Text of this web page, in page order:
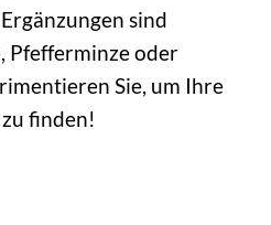
sind
Pfefferminze oder
Sie, um Ihre
finden!